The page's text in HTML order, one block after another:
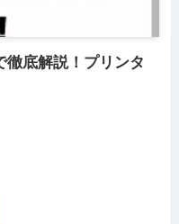
底解説！プリンタ